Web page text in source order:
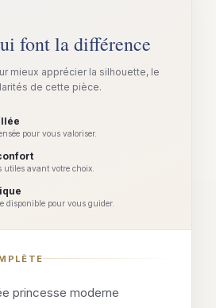
font la différence
mieux apprécier la silhouette, le
de cette pièce.
pour vous valoriser.
utiles avant votre choix.
disponible pour vous guider.
princesse moderne